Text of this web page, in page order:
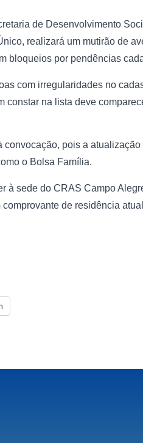
de Desenvolvimento
realizará um mutirão de
bloqueios por pendências
com irregularidades no
constar na lista deve
pois a
o Bolsa Família.
à sede do CRAS Campo
de residência